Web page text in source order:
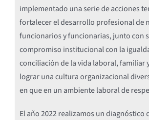
implementado una serie de acciones
fortalecer el desarrollo profesional de
funcionarios y funcionarias, junto con
compromiso institucional con la
conciliación de la vida laboral, familiar
lograr una cultura organizacional
en que en un ambiente laboral de
El año 2022 realizamos un diagnóstico